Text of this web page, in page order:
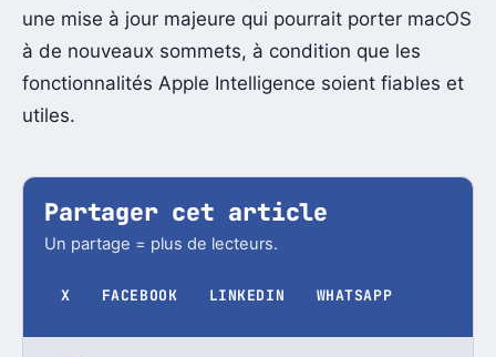
une mise à jour majeure qui pourrait porter macOS
à de nouveaux sommets, à condition que les
fonctionnalités Apple Intelligence soient fiables et
utiles.
Partager cet article
Un partage = plus de lecteurs.
X FACEBOOK LINKEDIN WHATSAPP